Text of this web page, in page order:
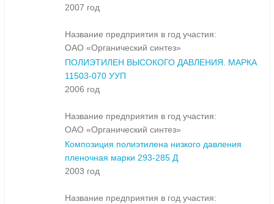
2007 год
Название предприятия в год участия:
ОАО «Органический синтез»
ПОЛИЭТИЛЕН ВЫСОКОГО ДАВЛЕНИЯ. МАРКА
11503-070 УУП
2006 год
Название предприятия в год участия:
ОАО «Органический синтез»
Композиция полиэтилена низкого давления
пленочная марки 293-285 Д
2003 год
Название предприятия в год участия: